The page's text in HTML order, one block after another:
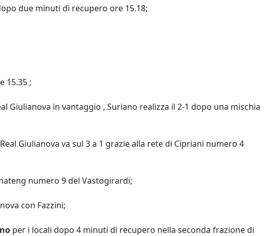
due minuti di recupero ore 15.18;
15.35 ;
Giulianova in vantaggio , Suriano realizza il 2-1 dopo una mischia
Giulianova va sul 3 a 1 grazie alla rete di Cipriani numero 4
numero 9 del Vastogirardi;
con Fazzini;
per i locali dopo 4 minuti di recupero nella seconda frazione di